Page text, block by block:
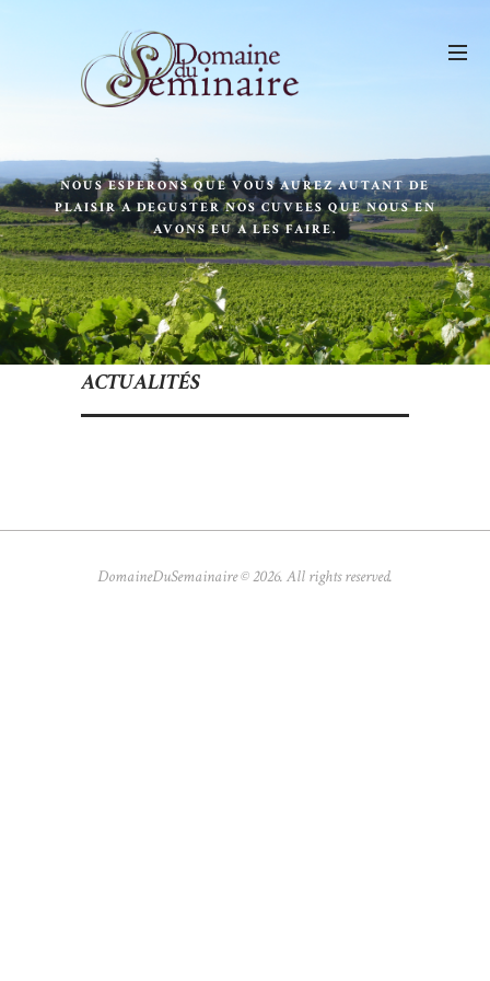
NOUS ESPERONS QUE VOUS AUREZ AUTANT DE
PLAISIR A DEGUSTER NOS CUVEES QUE NOUS EN
AVONS EU A LES FAIRE.
ACTUALITÉS
DomaineDuSemainaire © 2026. All rights reserved.